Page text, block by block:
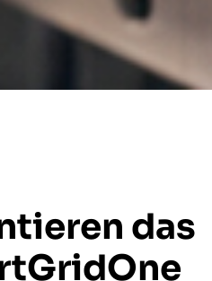
das